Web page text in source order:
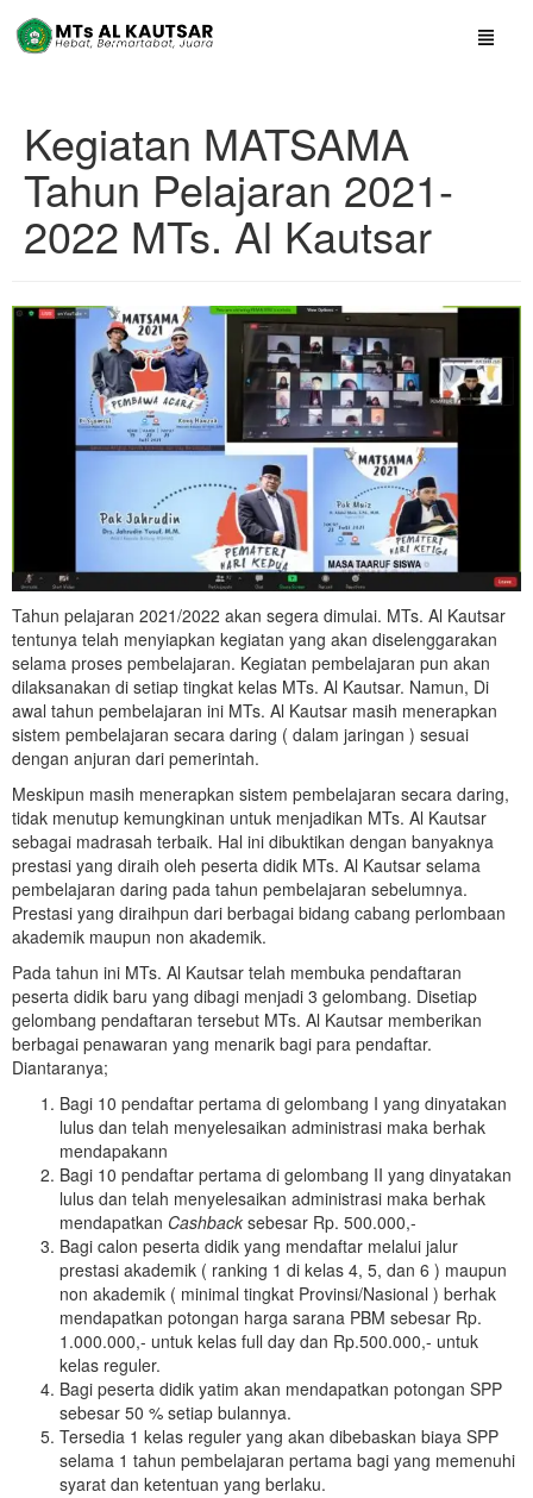
Kegiatan MATSAMA
Tahun Pelajaran 2021-
2022 MTs. Al Kautsar
Tahun pelajaran 2021/2022 akan segera dimulai. MTs. Al Kautsar
tentunya telah menyiapkan kegiatan yang akan diselenggarakan
selama proses pembelajaran. Kegiatan pembelajaran pun akan
dilaksanakan di setiap tingkat kelas MTs. Al Kautsar. Namun, Di
awal tahun pembelajaran ini MTs. Al Kautsar masih menerapkan
sistem pembelajaran secara daring ( dalam jaringan ) sesuai
dengan anjuran dari pemerintah.
Meskipun masih menerapkan sistem pembelajaran secara daring,
tidak menutup kemungkinan untuk menjadikan MTs. Al Kautsar
sebagai madrasah terbaik. Hal ini dibuktikan dengan banyaknya
prestasi yang diraih oleh peserta didik MTs. Al Kautsar selama
pembelajaran daring pada tahun pembelajaran sebelumnya.
Prestasi yang diraihpun dari berbagai bidang cabang perlombaan
akademik maupun non akademik.
Pada tahun ini MTs. Al Kautsar telah membuka pendaftaran
peserta didik baru yang dibagi menjadi 3 gelombang. Disetiap
gelombang pendaftaran tersebut MTs. Al Kautsar memberikan
berbagai penawaran yang menarik bagi para pendaftar.
Diantaranya;
Bagi 10 pendaftar pertama di gelombang I yang dinyatakan
lulus dan telah menyelesaikan administrasi maka berhak
mendapakann
Bagi 10 pendaftar pertama di gelombang II yang dinyatakan
lulus dan telah menyelesaikan administrasi maka berhak
mendapatkan Cashback sebesar Rp. 500.000,-
Bagi calon peserta didik yang mendaftar melalui jalur
prestasi akademik ( ranking 1 di kelas 4, 5, dan 6 ) maupun
non akademik ( minimal tingkat Provinsi/Nasional ) berhak
mendapatkan potongan harga sarana PBM sebesar Rp.
1.000.000,- untuk kelas full day dan Rp.500.000,- untuk
kelas reguler.
Bagi peserta didik yatim akan mendapatkan potongan SPP
sebesar 50 % setiap bulannya.
Tersedia 1 kelas reguler yang akan dibebaskan biaya SPP
selama 1 tahun pembelajaran pertama bagi yang memenuhi
syarat dan ketentuan yang berlaku.